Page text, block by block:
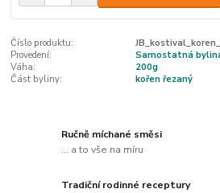
Číslo produktu:
Provedení:
Samostatná
Váha:
200g
Část byliny:
kořen řezaný
Ručně míchané směsi
... a to vše na míru
Tradiční rodinné receptury